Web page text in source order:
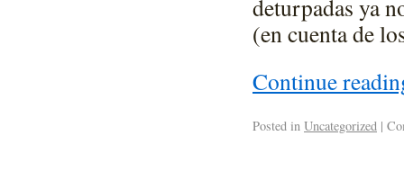
deturpadas ya
(en cuenta de
Continue
Posted in Uncategorized |